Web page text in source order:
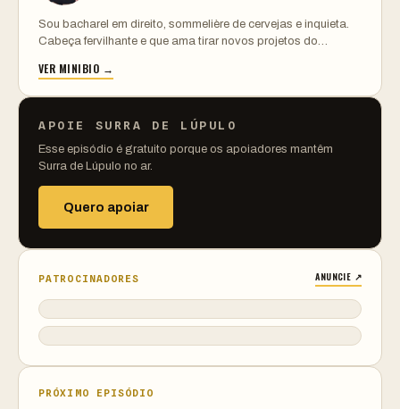
Sou bacharel em direito, sommelière de cervejas e inquieta.
Cabeça fervilhante e que ama tirar novos projetos do…
VER MINIBIO →
APOIE SURRA DE LÚPULO
Esse episódio é gratuito porque os apoiadores mantêm
Surra de Lúpulo no ar.
Quero apoiar
PATROCINADORES ANUNCIE ↗
PRÓXIMO EPISÓDIO